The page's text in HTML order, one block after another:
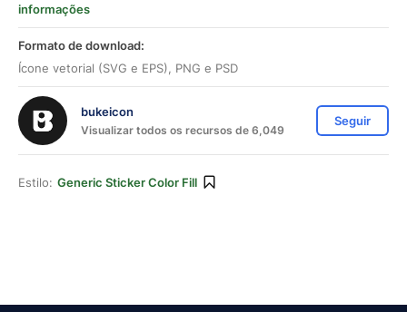
informações
Formato de download:
Ícone vetorial (SVG e EPS), PNG e PSD
bukeicon
Visualizar todos os recursos de 6,049
Seguir
Estilo: Generic Sticker Color Fill